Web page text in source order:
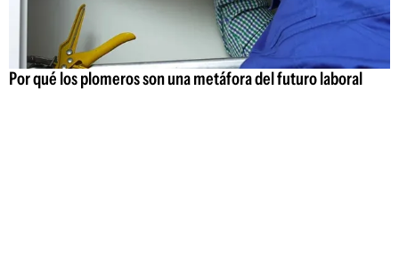
Por qué los plomeros son una metáfora del futuro laboral